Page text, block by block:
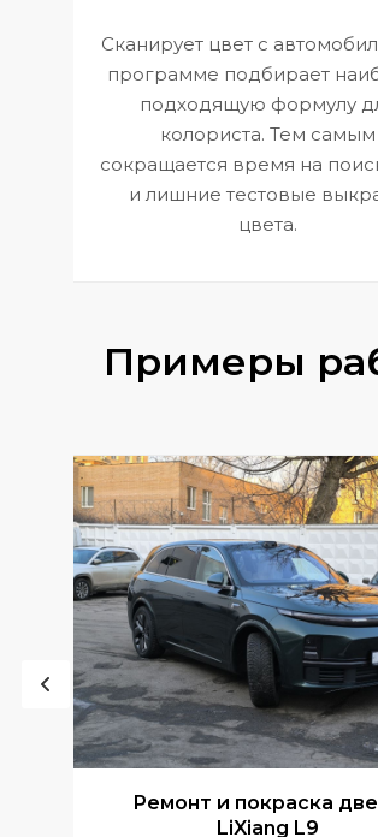
Сканирует цвет с
программе подбирает
подходящую формулу
колориста. Тем самым
сокращается время на
и лишние тестовые
цвета.
Примеры
Ремонт и покраска
LiXiang L9